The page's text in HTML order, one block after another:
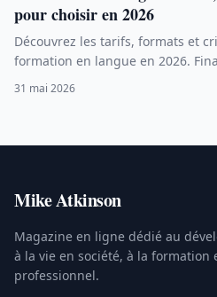
pour choisir en 2026
Découvrez les tarifs, formats et
formation en langue en 2026.
ligne, intensifs et conseils
31 mai 2026
Mike Atkinson
Magazine en ligne dédié au
à la vie en société, à la formation
professionnel.